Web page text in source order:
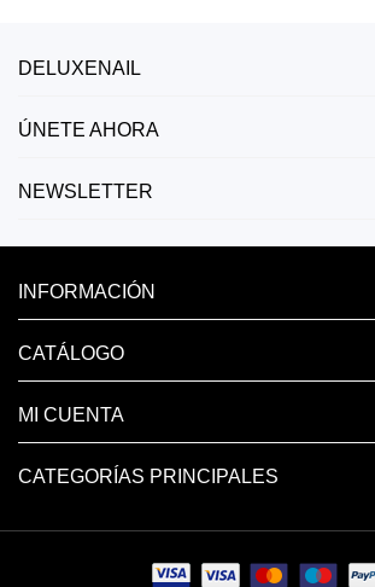
DELUXENAIL
ÚNETE AHORA
NEWSLETTER
INFORMACIÓN
CATÁLOGO
MI CUENTA
CATEGORÍAS PRINCIPALES